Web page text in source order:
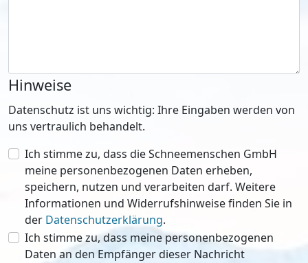
Hinweise
Datenschutz ist uns wichtig: Ihre Eingaben werden von
uns vertraulich behandelt.
Ich stimme zu, dass die Schneemenschen GmbH
meine personenbezogenen Daten erheben,
speichern, nutzen und verarbeiten darf. Weitere
Informationen und Widerrufshinweise finden Sie in
der Datenschutzerklärung.
Ich stimme zu, dass meine personenbezogenen
Daten an den Empfänger dieser Nachricht